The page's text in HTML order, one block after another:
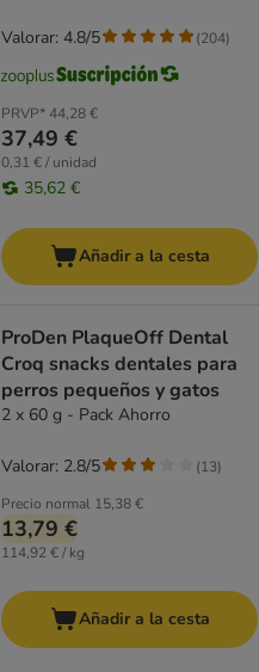
PRVP*44,28 €
37,49 €
0,31 € / unidad
35,62 €
Valorar: 4.8/5 (204)
Añadir a la cesta
ProDen PlaqueOff Dental
Croq snacks dentales para
perros pequeños y gatos
2 x 60 g - Pack Ahorro
Precio normal 15,38 €
13,79 €
114,92 € / kg
Valorar: 2.8/5 (13)
Añadir a la cesta